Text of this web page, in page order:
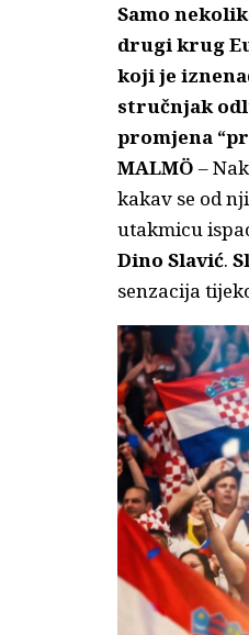
Samo
drugi krug
koji je
stručnjak
promjena
MALMÖ –
kakav se od
utakmicu
Dino Slavić.
senzacija